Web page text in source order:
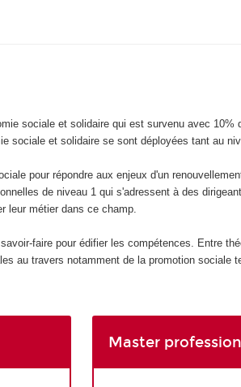
sociale et solidaire qui est survenu avec
et solidaire se sont déployées tant au
pour répondre aux enjeux d'un
de niveau 1 qui s'adressent à des
leur métier dans ce champ.
faire pour édifier les compétences. Entre
au travers notamment de la promotion sociale
Master